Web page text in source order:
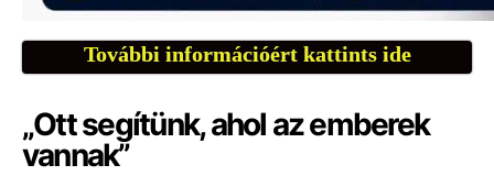
További információért kattints ide
„Ott segítünk, ahol az emberek
vannak”